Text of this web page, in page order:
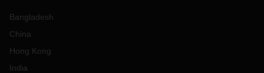
Bangladesh
China
Hong Kong
India